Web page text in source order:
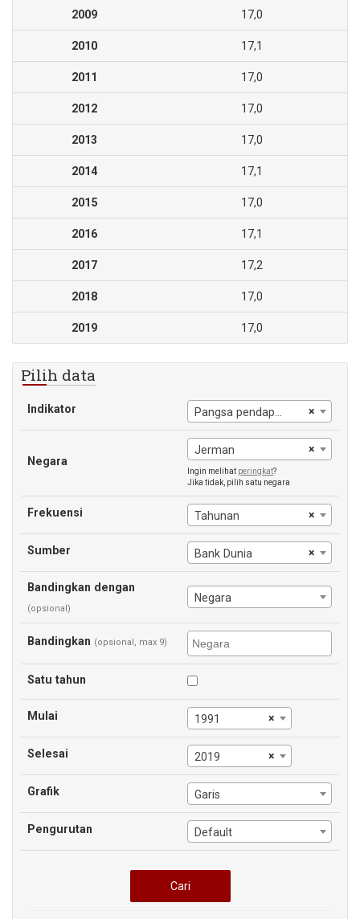
2009 17,0
2010 17,1
2011 17,0
2012 17,0
2013 17,0
2014 17,1
2015 17,0
2016 17,1
2017 17,2
2018 17,0
2019 17,0
Pilih data
Indikator ×
Pangsa pendapatan yang dimiliki oleh 20% ketiga
Negara
×
Jerman
Ingin melihat peringkat?
Jika tidak, pilih satu negara
Frekuensi ×
Tahunan
Sumber ×
Bank Dunia
Bandingkan dengan
(opsional)
Negara
Bandingkan (opsional, max 9)
Satu tahun
Mulai ×
1991
Selesai ×
2019
Grafik Garis
Pengurutan Default